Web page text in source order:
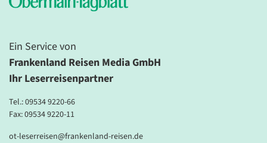
Ein Service von
Frankenland Reisen Media GmbH
Ihr Leserreisenpartner
Tel.:09534 9220-66
Fax: 09534 9220-11
ot-leserreisen@frankenland-reisen.de